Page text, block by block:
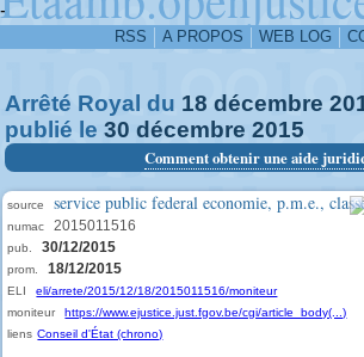
-
RSS A PROPOS WEB LOG
Arrêté Royal du 18 décembre
publié le 30 décembre 2015
Comment obtenir une aide
source service public federal economie, p.m.e.,
numac 2015011516
pub. 30/12/2015
prom. 18/12/2015
ELI
eli/arrete/2015/12/18/2015011516/moniteur
moniteur
https://www.ejustice.just.fgov.be/cgi/article_body(...)
liens Conseil d'État (chrono)